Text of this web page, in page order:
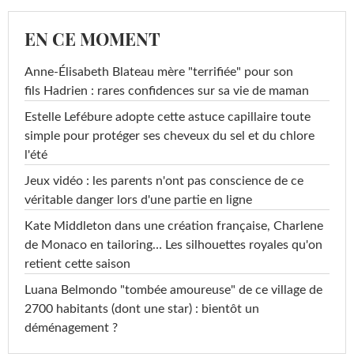
EN CE MOMENT
Anne-Élisabeth Blateau mère "terrifiée" pour son
fils Hadrien : rares confidences sur sa vie de maman
Estelle Lefébure adopte cette astuce capillaire toute
simple pour protéger ses cheveux du sel et du chlore
l'été
Jeux vidéo : les parents n'ont pas conscience de ce
véritable danger lors d'une partie en ligne
Kate Middleton dans une création française, Charlene
de Monaco en tailoring… Les silhouettes royales qu'on
retient cette saison
Luana Belmondo "tombée amoureuse" de ce village de
2700 habitants (dont une star) : bientôt un
déménagement ?